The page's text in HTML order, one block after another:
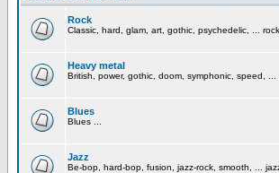
Rock
Classic, hard, glam, art, gothic, psychedelic, ... rock
Heavy metal
British, power, gothic, doom, symphonic, speed, ...
Blues
Blues ...
Jazz
Be-bop, hard-bop, fusion, jazz-rock, smooth, ...